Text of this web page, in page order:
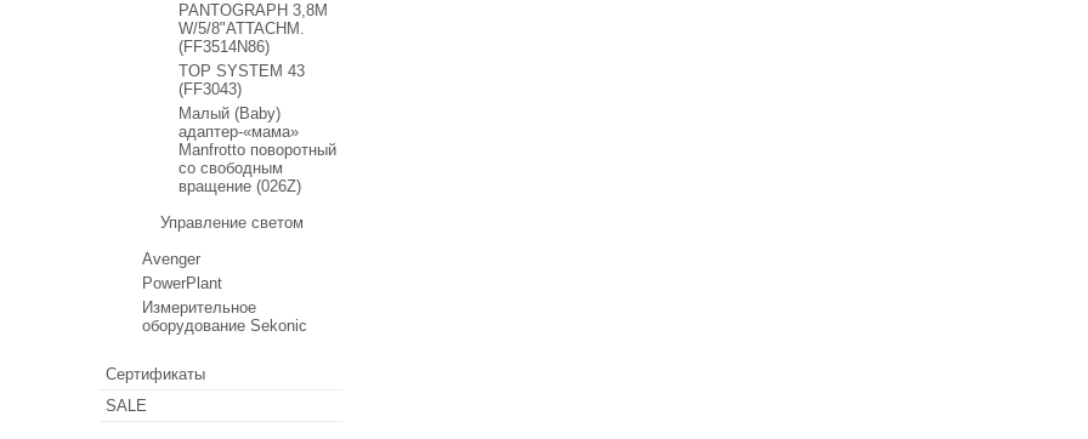
PANTOGRAPH 3,8M
W/5/8"ATTACHM.
(FF3514N86)
TOP SYSTEM 43
(FF3043)
Малый (Baby)
адаптер-«мама»
Manfrotto поворотный
со свободным
вращение (026Z)
Управление светом
Avenger
PowerPlant
Измерительное
оборудование Sekonic
Сертификаты
SALE